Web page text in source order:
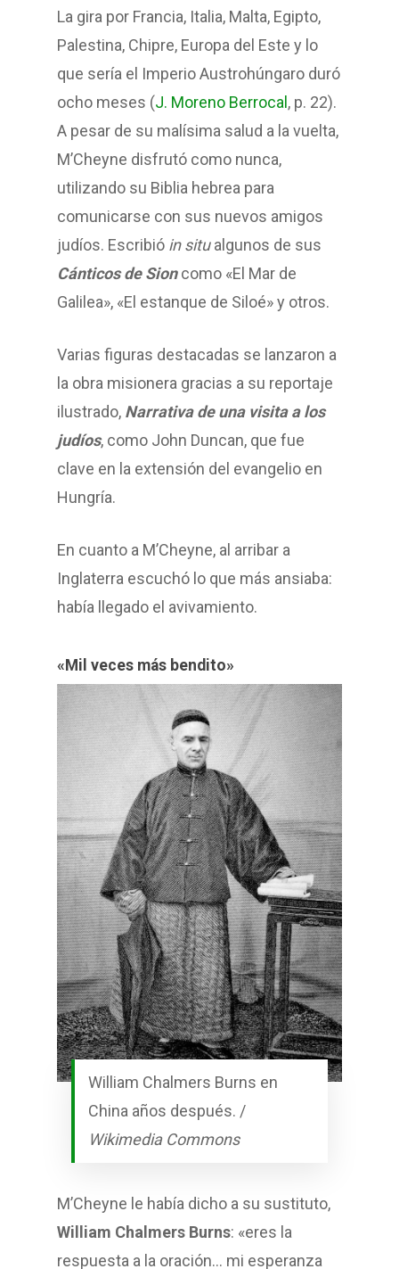
La gira por Francia, Italia, Malta, Egipto,
Palestina, Chipre, Europa del Este y lo
que sería el Imperio Austrohúngaro duró
ocho meses (J. Moreno Berrocal , p. 22).
A pesar de su malísima salud a la vuelta,
M’Cheyne disfrutó como nunca,
utilizando su Biblia hebrea para
comunicarse con sus nuevos amigos
judíos. Escribió in situalgunos de sus
Cánticos de Sioncomo «El Mar de
Galilea», «El estanque de Siloé» y otros.
Varias figuras destacadas se lanzaron a
la obra misionera gracias a su reportaje
ilustrado, Narrativa de una visita a los
judíos, como John Duncan, que fue
clave en la extensión del evangelio en
Hungría.
En cuanto a M’Cheyne, al arribar a
Inglaterra escuchó lo que más ansiaba:
había llegado el avivamiento.
«Mil veces más bendito»
William Chalmers Burns en
China años después. /
Wikimedia Commons
M’Cheyne le había dicho a su sustituto,
William Chalmers Burns: «eres la
respuesta a la oración… mi esperanza